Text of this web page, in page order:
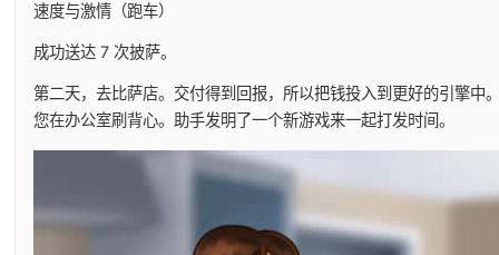
速度与激情（跑车）
成功送达 7 次披萨。
第二天，去比萨店。交付得到回报，所以把钱投入到更好的引擎
您在办公室刷背心。助手发明了一个新游戏来一起打发时间。